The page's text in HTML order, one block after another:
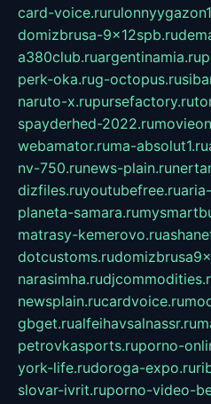
card-voice.ru
domizbrusa-9x12spb.ru
a380club.ruargentinamia.ru
perk-oka.rug-octopus.ru
naruto-x.rupursefactory.ru
spayderhed-2022.ru
webamator.ruma-absolut1.ru
nv-750.runews-plain.ru
dizfiles.ruyoutubefree.ru
planeta-samara.ru
matrasy-kemerovo.ru
dotcustoms.ru
narasimha.ru
newsplain.rucardvoice.ru
gbget.rualfeihavsalnassr.ru
petrovkasports.ruporno-
york-life.rudoroga-expo.ru
slovar-ivrit.ruporno-video-